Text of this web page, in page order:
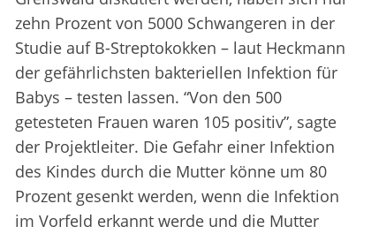
zehn Prozent von 5000 Schwangeren in der
Studie auf B-Streptokokken – laut Heckmann
der gefährlichsten bakteriellen Infektion für
Babys – testen lassen. “Von den 500
getesteten Frauen waren 105 positiv”, sagte
der Projektleiter. Die Gefahr einer Infektion
des Kindes durch die Mutter könne um 80
Prozent gesenkt werden, wenn die Infektion
im Vorfeld erkannt werde und die Mutter